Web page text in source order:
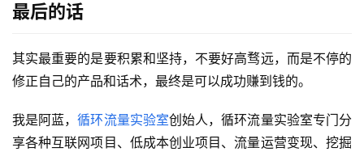
最后的话
其实最重要的是要积累和坚持，不要好高骛远，而是不停的
修正自己的产品和话术，最终是可以成功赚到钱的。
我是阿蓝，循环流量实验室创始人，循环流量实验室专门分
享各种互联网项目、低成本创业项目、流量运营变现、挖掘